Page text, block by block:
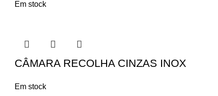
Em stock
CÂMARA RECOLHA CINZAS INOX
Em stock